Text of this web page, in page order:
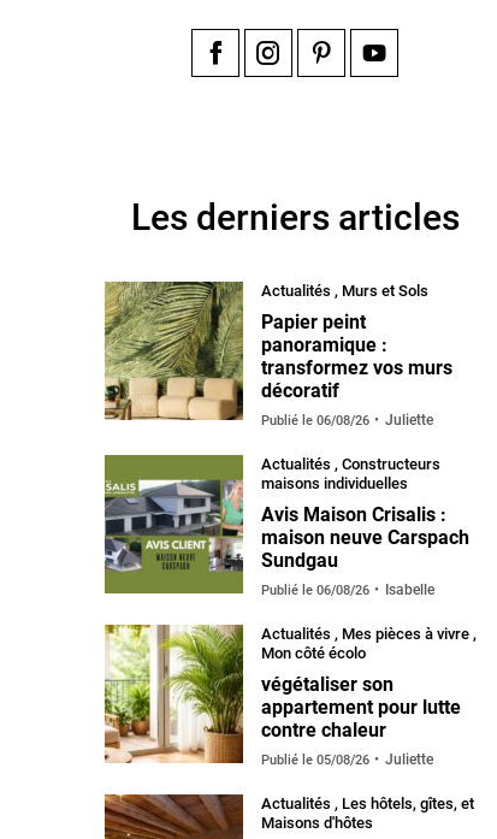
Les derniers articles
Actualités , Murs et Sols
Papier peint
panoramique :
transformez vos murs
décoratif
Publié le 06/08/26 Juliette
Actualités , Constructeurs
maisons individuelles
Avis Maison Crisalis :
maison neuve Carspach
Sundgau
Publié le 06/08/26 Isabelle
Actualités , Mes pièces à vivre ,
Mon côté écolo
végétaliser son
appartement pour lutte
contre chaleur
Publié le 05/08/26 Juliette
Actualités , Les hôtels, gîtes, et
Maisons d'hôtes